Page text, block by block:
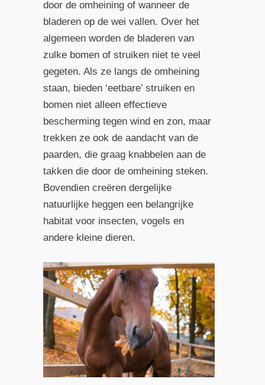
door de omheining of wanneer de
bladeren op de wei vallen. Over het
algemeen worden de bladeren van
zulke bomen of struiken niet te veel
gegeten. Als ze langs de omheining
staan, bieden ‘eetbare’ struiken en
bomen niet alleen effectieve
bescherming tegen wind en zon, maar
trekken ze ook de aandacht van de
paarden, die graag knabbelen aan de
takken die door de omheining steken.
Bovendien creëren dergelijke
natuurlijke heggen een belangrijke
habitat voor insecten, vogels en
andere kleine dieren.